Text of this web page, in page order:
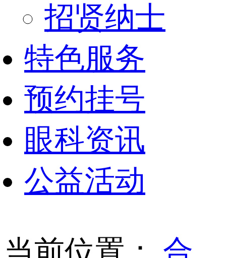
招贤纳士
特色服务
预约挂号
眼科资讯
公益活动